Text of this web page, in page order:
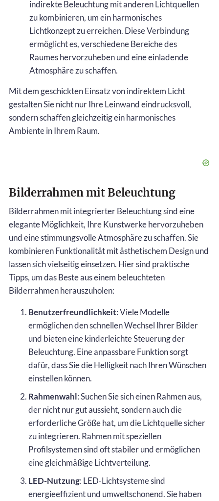
indirekte Beleuchtung mit anderen Lichtquellen
zu kombinieren, um ein harmonisches
Lichtkonzept zu erreichen. Diese Verbindung
ermöglicht es, verschiedene Bereiche des
Raumes hervorzuheben und eine einladende
Atmosphäre zu schaffen.
Mit dem geschickten Einsatz von indirektem Licht
gestalten Sie nicht nur Ihre Leinwand eindrucksvoll,
sondern schaffen gleichzeitig ein harmonisches
Ambiente in Ihrem Raum.
Bilderrahmen mit Beleuchtung
Bilderrahmen mit integrierter Beleuchtung sind eine
elegante Möglichkeit, Ihre Kunstwerke hervorzuheben
und eine stimmungsvolle Atmosphäre zu schaffen. Sie
kombinieren Funktionalität mit ästhetischem Design und
lassen sich vielseitig einsetzen. Hier sind praktische
Tipps, um das Beste aus einem beleuchteten
Bilderrahmen herauszuholen:
Benutzerfreundlichkeit: Viele Modelle
ermöglichen den schnellen Wechsel Ihrer Bilder
und bieten eine kinderleichte Steuerung der
Beleuchtung. Eine anpassbare Funktion sorgt
dafür, dass Sie die Helligkeit nach Ihren Wünschen
einstellen können.
Rahmenwahl: Suchen Sie sich einen Rahmen aus,
der nicht nur gut aussieht, sondern auch die
erforderliche Größe hat, um die Lichtquelle sicher
zu integrieren. Rahmen mit speziellen
Profilsystemen sind oft stabiler und ermöglichen
eine gleichmäßige Lichtverteilung.
LED-Nutzung: LED-Lichtsysteme sind
energieeffizient und umweltschonend. Sie haben